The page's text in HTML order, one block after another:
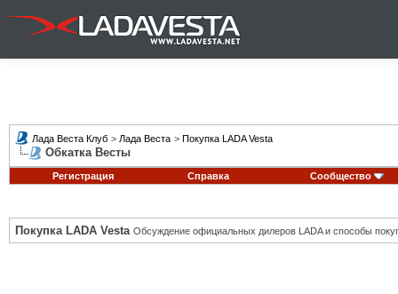
Лада Веста Клуб > Лада Веста > Покупка LADA Vesta
Обкатка Весты
Регистрация Справка Сообщество
Покупка LADA Vesta Обсуждение официальных дилеров LADA и способы